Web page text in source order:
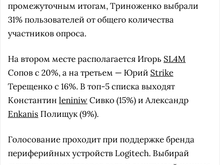
промежуточным итогам, Триноженко выбрали
31% пользователей от общего количества
участников опроса.
На втором месте располагается Игорь SL4M
Сопов с 20%, а на третьем — Юрий Strike
Терещенко с 16%. В топ-5 списка выходят
Константин leniniwСивко (15%) и Александр
Enkanis Полищук (9%).
Голосование проходит при поддержке бренда
периферийных устройств Logitech. Выбирай